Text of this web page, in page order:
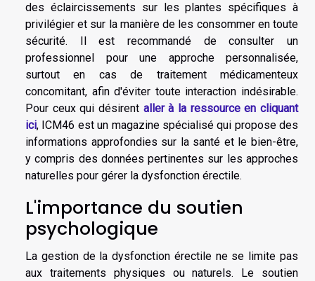
des éclaircissements sur les plantes spécifiques à
privilégier et sur la manière de les consommer en toute
sécurité. Il est recommandé de consulter un
professionnel pour une approche personnalisée,
surtout en cas de traitement médicamenteux
concomitant, afin d'éviter toute interaction indésirable.
Pour ceux qui désirent aller à la ressource en cliquant
ici, ICM46 est un magazine spécialisé qui propose des
informations approfondies sur la santé et le bien-être,
y compris des données pertinentes sur les approches
naturelles pour gérer la dysfonction érectile.
L'importance du soutien
psychologique
La gestion de la dysfonction érectile ne se limite pas
aux traitements physiques ou naturels. Le soutien